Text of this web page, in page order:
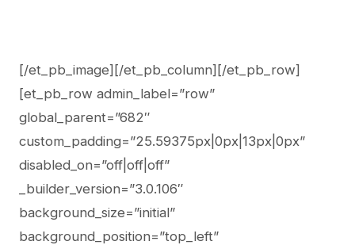
[/et_pb_image][/et_pb_column][/et_pb_row]
[et_pb_row admin_label=”row”
global_parent=”682″
custom_padding=”25.59375px|0px|13px|0px”
disabled_on=”off|off|off”
_builder_version=”3.0.106″
background_size=”initial”
background_position=”top_left”